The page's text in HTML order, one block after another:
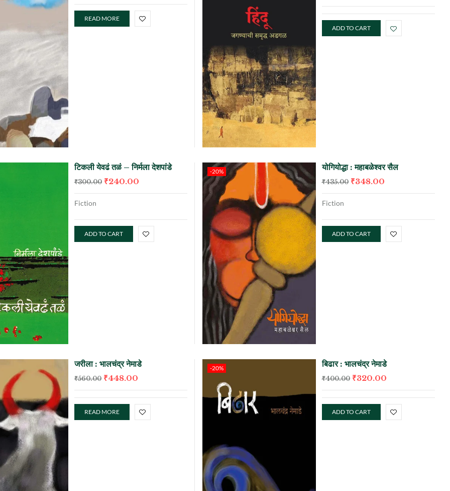
READ MORE
ADD TO CART
टिकली येवढं तळं – निर्मला देशपांडे
₹300.00 ₹240.00
Fiction
ADD TO CART
-20% योगियोद्धा : महाबळेश्वर सैल
₹435.00 ₹348.00
Fiction
ADD TO CART
जरीला : भालचंद्र नेमाडे
₹560.00 ₹448.00
READ MORE
-20% बिढार : भालचंद्र नेमाडे
₹400.00 ₹320.00
ADD TO CART